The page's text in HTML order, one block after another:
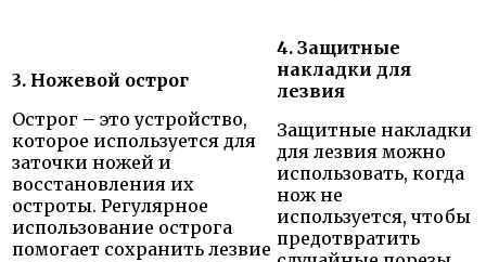
3. Ножевой острог
Острог – это устройство,
которое используется для
заточки ножей и
восстановления их
остроты. Регулярное
использование острога
помогает сохранить лезвие
4. Защитные
накладки для
лезвия
Защитные накладки
для лезвия можно
использовать, когда
нож не
используется, чтобы
предотвратить